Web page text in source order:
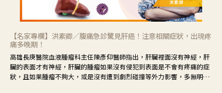
【名家專欄】洪素卿／腹痛急診驚見肝癌！注意相關症狀，出現疼
痛多晚期！
高雄長庚醫院血液腫瘤科主任陳彥仰醫師指出，肝臟裡面沒有神經，肝
臟的表面才有神經，肝臟的腫瘤如果沒有侵犯到表面是不會有疼痛的症
狀，且如果腫瘤不夠大，或是沒有遭到劇烈碰撞等外力影響，多無明顯